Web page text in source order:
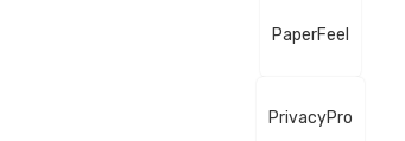
PaperFeel
PrivacyPro